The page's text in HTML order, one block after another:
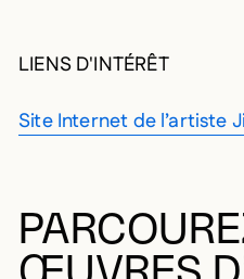
LIENS D'INTÉRÊT
Site Internet de l’artiste